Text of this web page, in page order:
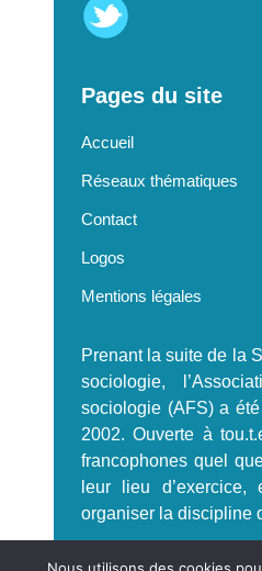
Pages du site
Accueil
Réseaux thématiques
Contact
Logos
Mentions légales
Prenant la suite de la
sociologie,
sociologie (AFS) a
2002. Ouverte à
francophones quel
leur lieu
organiser la discipline
S'incrire à la